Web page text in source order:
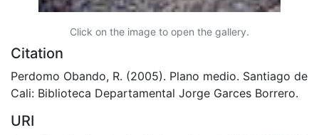
Click on the image to open the gallery.
Citation
Perdomo Obando, R. (2005). Plano medio. Santiago de
Cali: Biblioteca Departamental Jorge Garces Borrero.
URI